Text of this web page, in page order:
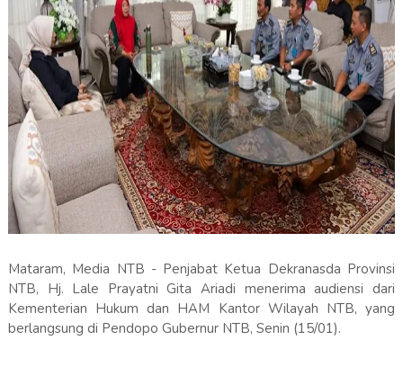
Mataram, Media NTB - Penjabat Ketua Dekranasda Provinsi
NTB, Hj. Lale Prayatni Gita Ariadi menerima audiensi dari
Kementerian Hukum dan HAM Kantor Wilayah NTB, yang
berlangsung di Pendopo Gubernur NTB, Senin (15/01).